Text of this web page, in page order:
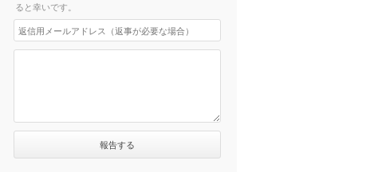
ると幸いです。